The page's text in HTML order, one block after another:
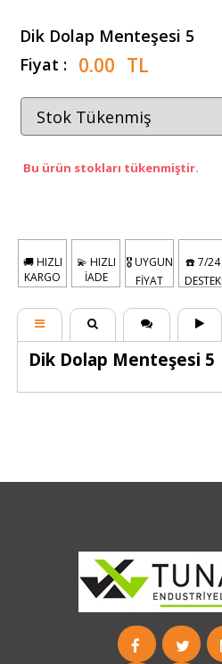
Dik Dolap Menteşesi 5
Fiyat : 0.00 TL
Bu ürün stokları tükenmiştir.
🚚 HIZLI
KARGO
💫 HIZLI
İADE
🎖️ UYGUN
FİYAT
☎️ 7/24
DESTEK
Dik Dolap Menteşesi 5